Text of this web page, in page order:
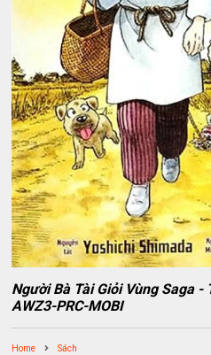
Người Bà Tài Giỏi Vùng Saga -
AWZ3-PRC-MOBI
Home Sách